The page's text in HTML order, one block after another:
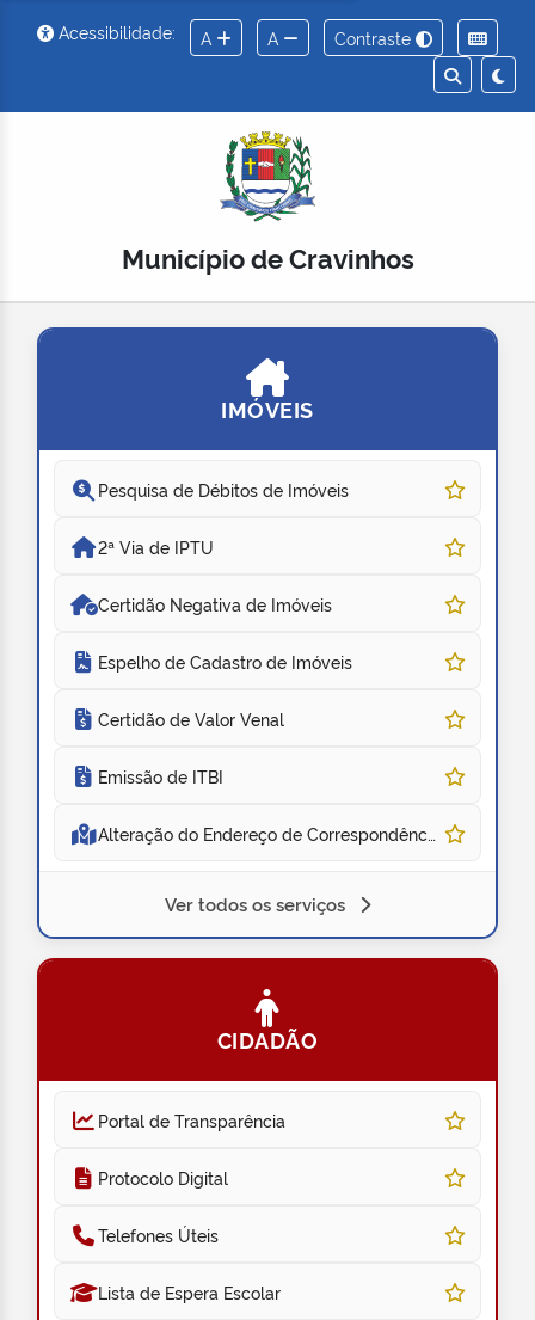
Acessibilidade: A A Contraste
Município de Cravinhos
IMÓVEIS
Pesquisa de Débitos de Imóveis
2ª Via de IPTU
Certidão Negativa de Imóveis
Espelho de Cadastro de Imóveis
Certidão de Valor Venal
Emissão de ITBI
Alteração do Endereço de Correspondência do Imóvel
Ver todos os serviços
CIDADÃO
Portal de Transparência
Protocolo Digital
Telefones Úteis
Lista de Espera Escolar